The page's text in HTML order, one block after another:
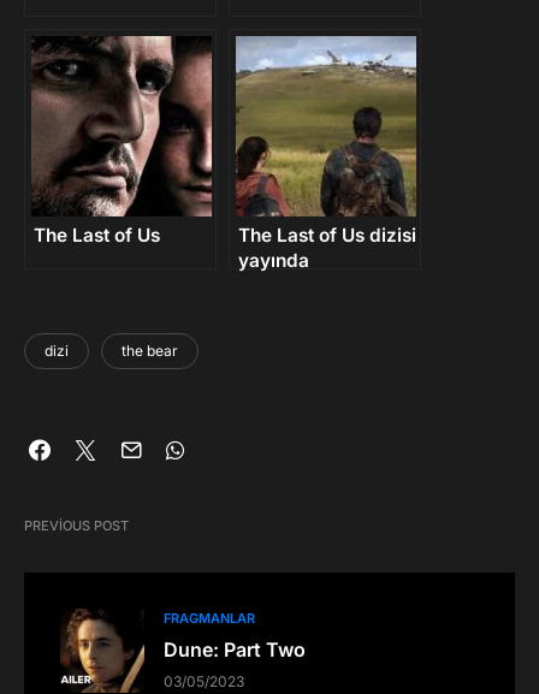
The Last of Us
The Last of Us dizisi
yayında
dizi the bear
PREVIOUS POST
FRAGMANLAR
Dune: Part Two
03/05/2023